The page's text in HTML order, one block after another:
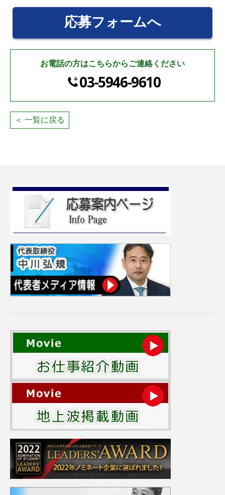
応募フォームへ
お電話の方はこちらからご連絡ください
03-5946-9610
＜ 一覧に戻る